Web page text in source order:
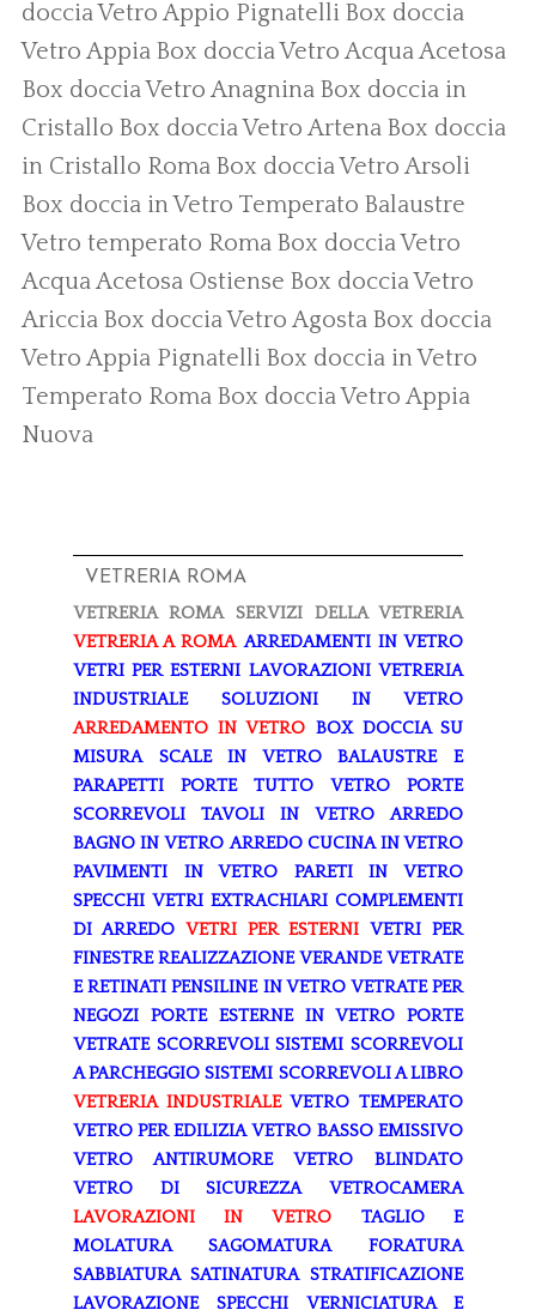
doccia Vetro Appio Pignatelli Box doccia
Vetro Appia Box doccia Vetro Acqua Acetosa
Box doccia Vetro Anagnina Box doccia in
Cristallo Box doccia Vetro Artena Box doccia
in Cristallo Roma Box doccia Vetro Arsoli
Box doccia in Vetro Temperato Balaustre
Vetro temperato Roma Box doccia Vetro
Acqua Acetosa Ostiense Box doccia Vetro
Ariccia Box doccia Vetro Agosta Box doccia
Vetro Appia Pignatelli Box doccia in Vetro
Temperato Roma Box doccia Vetro Appia
Nuova
VETRERIA ROMA
VETRERIA ROMA SERVIZI DELLA VETRERIA
VETRERIA A ROMA ARREDAMENTI IN VETRO
VETRI PER ESTERNI LAVORAZIONI VETRERIA
INDUSTRIALE
SOLUZIONI IN VETRO
ARREDAMENTO IN VETRO BOX DOCCIA SU
MISURA
SCALE IN VETRO
BALAUSTRE E
PARAPETTI
PORTE TUTTO VETRO
PORTE
SCORREVOLI
TAVOLI IN VETRO
ARREDO
BAGNO IN VETRO ARREDO CUCINA IN VETRO
PAVIMENTI IN VETRO
PARETI IN VETRO
SPECCHI VETRI EXTRACHIARI COMPLEMENTI
DI ARREDO VETRI PER ESTERNI VETRI PER
FINESTRE REALIZZAZIONE VERANDE VETRATE
E RETINATI PENSILINE IN VETRO VETRATE PER
NEGOZI PORTE ESTERNE IN VETRO PORTE
VETRATE SCORREVOLI SISTEMI SCORREVOLI
A PARCHEGGIO SISTEMI SCORREVOLI A LIBRO
VETRERIA INDUSTRIALE VETRO TEMPERATO
VETRO PER EDILIZIA VETRO BASSO EMISSIVO
VETRO ANTIRUMORE
VETRO BLINDATO
VETRO DI SICUREZZA
VETROCAMERA
LAVORAZIONI IN VETRO
TAGLIO E
MOLATURA
SAGOMATURA
FORATURA
SABBIATURA SATINATURA STRATIFICAZIONE
LAVORAZIONE SPECCHI
VERNICIATURA E